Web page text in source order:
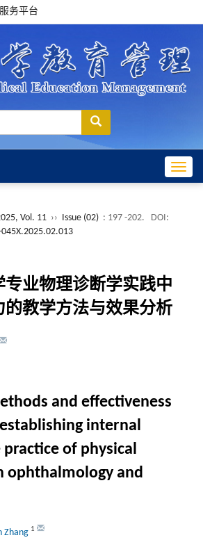
务平台
Vol. 11 ›› Issue (02) : 197 -202.
DOI:
专业物理诊断学实践中
的教学方法与效果分析
and effectiveness
internal
of physical
ophthalmology and
Zhang 1